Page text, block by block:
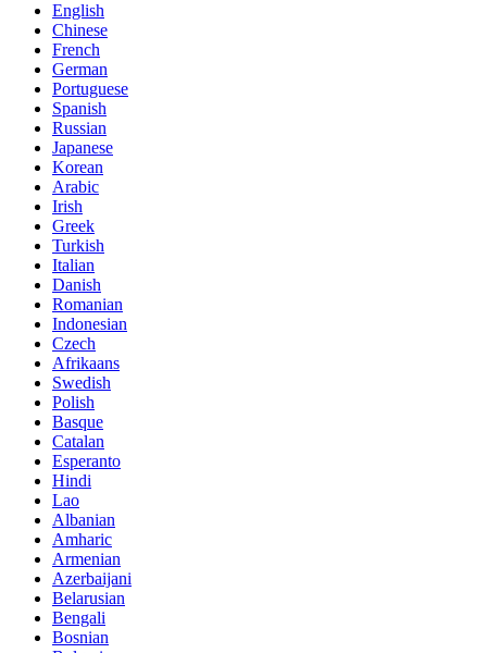
English
Chinese
French
German
Portuguese
Spanish
Russian
Japanese
Korean
Arabic
Irish
Greek
Turkish
Italian
Danish
Romanian
Indonesian
Czech
Afrikaans
Swedish
Polish
Basque
Catalan
Esperanto
Hindi
Lao
Albanian
Amharic
Armenian
Azerbaijani
Belarusian
Bengali
Bosnian